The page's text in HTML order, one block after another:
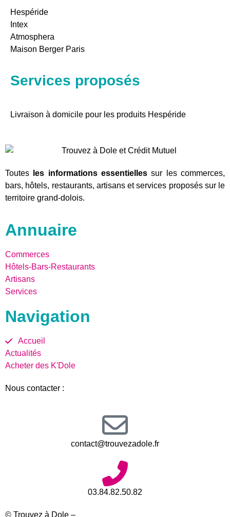
Hespéride
Intex
Atmosphera
Maison Berger Paris
Services proposés
Livraison à domicile pour les produits Hespéride
Toutes les informations essentielles sur les commerces,
bars, hôtels, restaurants, artisans et services proposés sur le
territoire grand-dolois.
Annuaire
Commerces
Hôtels-Bars-Restaurants
Artisans
Services
Navigation
Accueil
Actualités
Acheter des K'Dole
Nous contacter :
contact@trouvezadole.fr
03.84.82.50.82
© Trouvez à Dole –